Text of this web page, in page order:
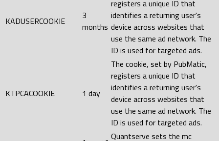
KADUSERCOOKIE
3
months
registers a unique ID that
identifies a returning user's
device across websites that
use the same ad network. The
ID is used for targeted ads.
KTPCACOOKIE 1 day
The cookie, set by PubMatic,
registers a unique ID that
identifies a returning user's
device across websites that
use the same ad network. The
ID is used for targeted ads.
Quantserve sets the mc